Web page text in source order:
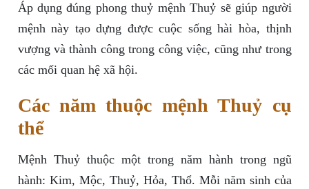
Áp dụng đúng phong thuỷ mệnh Thuỷ sẽ giúp người
mệnh này tạo dựng được cuộc sống hài hòa, thịnh
vượng và thành công trong công việc, cũng như trong
các mối quan hệ xã hội.
Các năm thuộc mệnh Thuỷ cụ
thể
Mệnh Thuỷ thuộc một trong năm hành trong ngũ
hành: Kim, Mộc, Thuỷ, Hỏa, Thổ. Mỗi năm sinh của